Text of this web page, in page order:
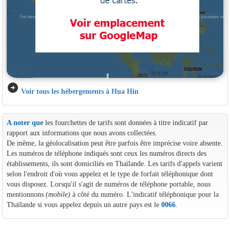
arrow_circle_right Voir tous les hébergements à Hua Hin
A noter queles fourchettes de tarifs sont données à titre indicatif par
rapport aux informations que nous avons collectées.
De même, la géolocalisation peut être parfois être imprécise voire absente.
Les numéros de téléphone indiqués sont ceux les numéros directs des
établissements, ils sont domiciliés en Thaïlande. Les tarifs d'appels varient
selon l'endroit d'où vous appelez et le type de forfait téléphonique dont
vous disposez. Lorsqu'il s'agit de numéros de téléphone portable, nous
mentionnons (mobile)à côté du numéro. L'indicatif téléphonique pour la
Thaïlande si vous appelez depuis un autre pays est le 0066.